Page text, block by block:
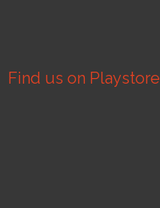
Find us on Playstore